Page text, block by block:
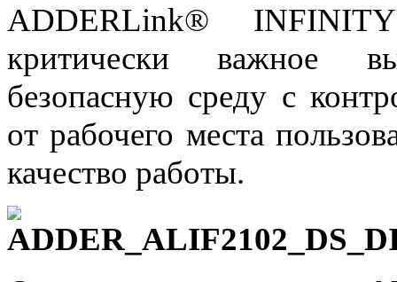
ADDERLink®
критически важное
безопасную среду с
от рабочего места
качество работы.